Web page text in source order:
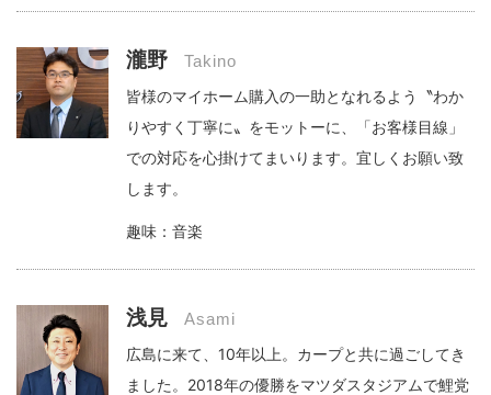
瀧野
Takino
皆様のマイホーム購入の一助となれるよう〝わか
りやすく丁寧に〟をモットーに、「お客様目線」
での対応を心掛けてまいります。宜しくお願い致
します。
趣味：音楽
浅見
Asami
広島に来て、10年以上。カープと共に過ごしてき
ました。2018年の優勝をマツダスタジアムで鯉党